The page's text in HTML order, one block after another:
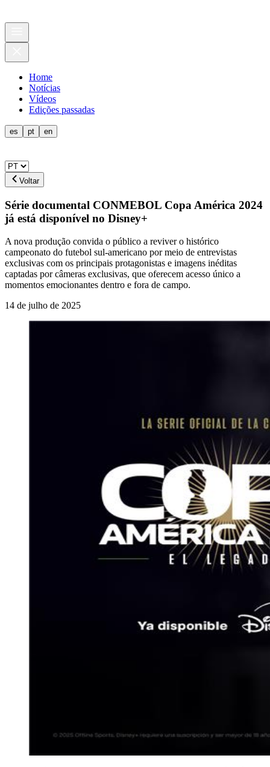
Home
Notícias
Vídeos
Edições passadas
es pt en
Voltar
Série documental CONMEBOL Copa América 2024
já está disponível no Disney+
A nova produção convida o público a reviver o histórico
campeonato do futebol sul-americano por meio de entrevistas
exclusivas com os principais protagonistas e imagens inéditas
captadas por câmeras exclusivas, que oferecem acesso único a
momentos emocionantes dentro e fora de campo.
14 de julho de 2025